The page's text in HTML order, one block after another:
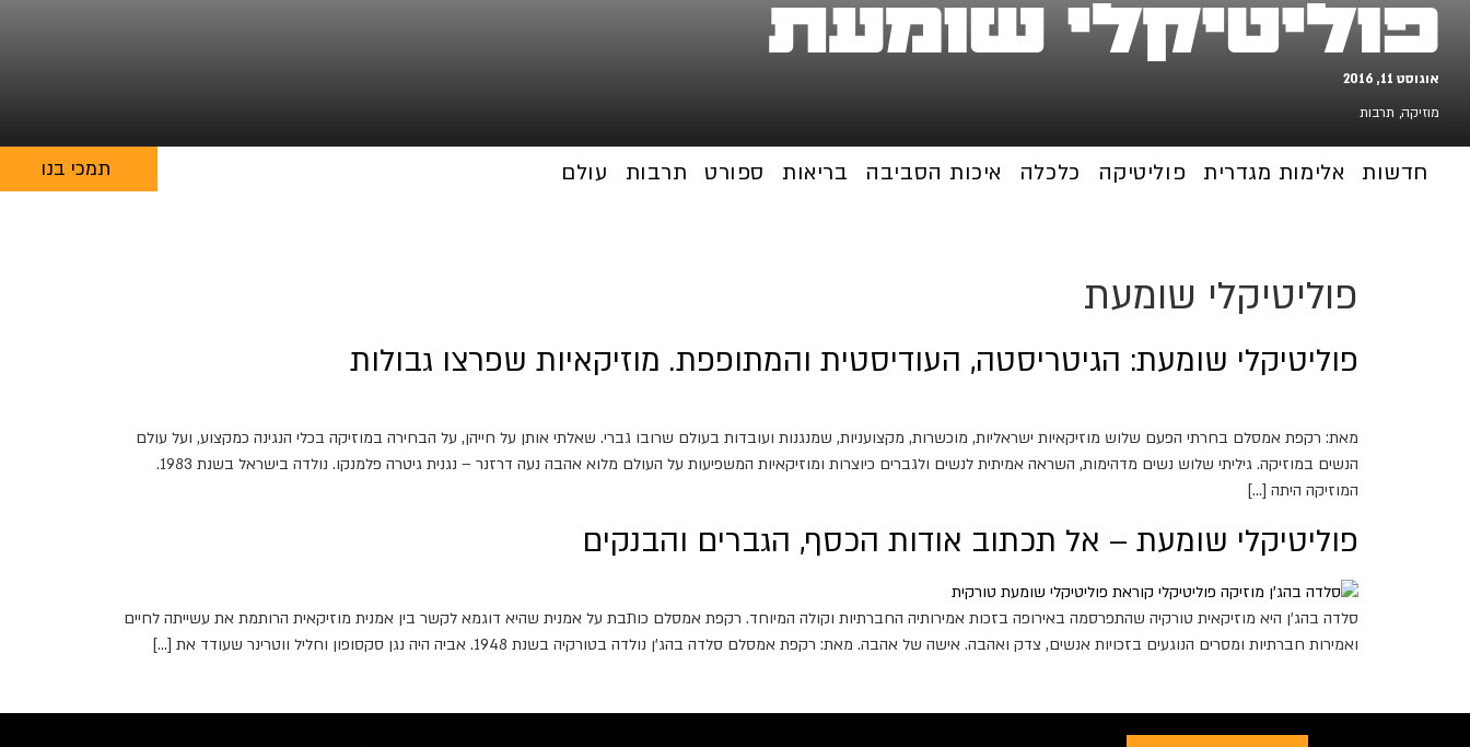
פוליטיקלי שומעת
אוגוסט 11, 2016
מוזיקה, תרבות
חדשות אלימות מגדרית פוליטיקה כלכלה איכות הסביבה בריאות ספורט תרבות עולם תמכי בנו
פוליטיקלי שומעת
פוליטיקלי שומעת: הגיטריסטה, העודיסטית והמתופפת. מוזיקאיות שפרצו גבולות
מאת: רקפת אמסלם בחרתי הפעם שלוש מוזיקאיות ישראליות, מוכשרות, מקצועניות, שמנגנות ועובדות בעולם שרובו גברי. שאלתי אותן על חייהן, על הבחירה במוזיקה בכלי הנגינה כמקצוע, ועל עולם
הנשים במוזיקה. גיליתי שלוש נשים מדהימות, השראה אמיתית לנשים ולגברים כיוצרות ומוזיקאיות המשפיעות על העולם מלוא אהבה נעה דרזנר – נגנית גיטרה פלמנקו. נולדה בישראל בשנת 1983.
המוזיקה היתה […]
פוליטיקלי שומעת – אל תכתוב אודות הכסף, הגברים והבנקים
סלדה בהג'ן היא מוזיקאית טורקיה שהתפרסמה באירופה בזכות אמירותיה החברתיות וקולה המיוחד. רקפת אמסלם כותבת על אמנית שהיא דוגמא לקשר בין אמנית מוזיקאית הרותמת את עשייתה לחיים
ואמירות חברתיות ומסרים הנוגעים בזכויות אנשים, צדק ואהבה. אישה של אהבה. מאת: רקפת אמסלם סלדה בהג'ן נולדה בטורקיה בשנת 1948. אביה היה נגן סקסופון וחליל ווטרינר שעודד את […]